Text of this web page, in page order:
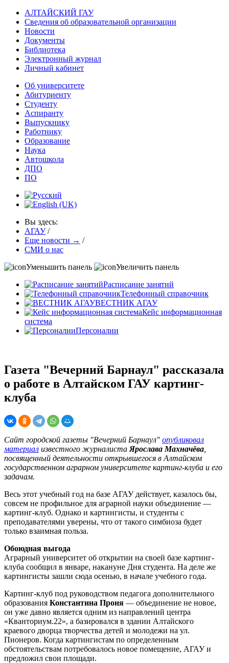
АЛТАЙСКИЙ ГАУ
Сведения об образовательной организации
Новости
Документы
Библиотека
Электронный журнал
Личный кабинет
Об университете
Абитуриенту
Студенту
Аспиранту
Выпускнику
Работнику
Образование
Наука
Автошкола
ДПО
ПО
Вы здесь:
АГАУ /
Еще новости → /
СМИ о нас
Уменьшить панель
Увеличить панель
Расписание занятий
Телефонный справочник
ВЕСТНИК АГАУ
Кейс информационная
система
Персоналии
Газета "Вечерний Барнаул" рассказала
о работе в Алтайском ГАУ картинг-
клуба
Сайт городской газеты "Вечерний Барнаул" опубликовал
материал известного журналиста Ярослава Махначёва
посвященный деятельности открывшегося в Алтайском
государственном аграрном университете картинг-клуба и его
задачам.
Весь этот учебный год на базе АГАУ действует, казалось бы,
совсем не профильное для аграрной науки объединение —
картинг-клуб. Однако и картингисты, и студенты с
преподавателями уверены, что от такого симбиоза будет
только взаимная польза.
Обоюдная выгода
Аграрный университет об открытии на своей базе картинг-
клуба сообщил в январе, накануне Дня студента. На деле же
картингисты зашли сюда осенью, в начале учебного года.
Картинг-клуб под руководством педагога дополнительного
образования Константина Проня — объединение не новое,
он уже давно является одним из направлений центра
«Кванториум.22», а базировался в здании Алтайского
краевого дворца творчества детей и молодежи на ул.
Пионеров. Когда картингистам по определенным
обстоятельствам потребовалось новое помещение, АГАУ и
предложил свои площади.